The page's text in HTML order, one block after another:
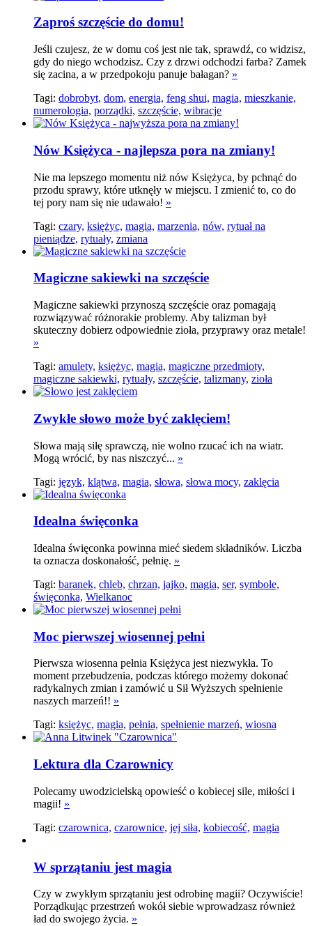
Zaproś szczęście do domu!
Jeśli czujesz, że w domu coś jest nie tak, sprawdź, co widzisz,
gdy do niego wchodzisz. Czy z drzwi odchodzi farba? Zamek
się zacina, a w przedpokoju panuje bałagan? »
Tagi: dobrobyt, dom, energia, feng shui, magia, mieszkanie,
numerologia, porządki, szczęście, wibracje
Nów Księżyca - najlepsza pora na zmiany!
Nie ma lepszego momentu niż nów Księżyca, by pchnąć do
przodu sprawy, które utknęły w miejscu. I zmienić to, co do
tej pory nam się nie udawało! »
Tagi: czary, księżyc, magia, marzenia, nów, rytuał na
pieniądze, rytuały, zmiana
Magiczne sakiewki na szczęście
Magiczne sakiewki przynoszą szczęście oraz pomagają
rozwiązywać różnorakie problemy. Aby talizman był
skuteczny dobierz odpowiednie zioła, przyprawy oraz metale!
»
Tagi: amulety, księżyc, magia, magiczne przedmioty,
magiczne sakiewki, rytuały, szczęście, talizmany, zioła
Zwykłe słowo może być zaklęciem!
Słowa mają siłę sprawczą, nie wolno rzucać ich na wiatr.
Mogą wrócić, by nas niszczyć... »
Tagi: język, klątwa, magia, słowa, słowa mocy, zaklęcia
Idealna święconka
Idealna święconka powinna mieć siedem składników. Liczba
ta oznacza doskonałość, pełnię. »
Tagi: baranek, chleb, chrzan, jajko, magia, ser, symbole,
święconka, Wielkanoc
Moc pierwszej wiosennej pełni
Pierwsza wiosenna pełnia Księżyca jest niezwykła. To
moment przebudzenia, podczas którego możemy dokonać
radykalnych zmian i zamówić u Sił Wyższych spełnienie
naszych marzeń!! »
Tagi: księżyc, magia, pełnia, spełnienie marzeń, wiosna
Lektura dla Czarownicy
Polecamy uwodzicielską opowieść o kobiecej sile, miłości i
magii! »
Tagi: czarownica, czarownice, jej siła, kobiecość, magia
W sprzątaniu jest magia
Czy w zwykłym sprzątaniu jest odrobinę magii? Oczywiście!
Porządkując przestrzeń wokół siebie wprowadzasz również
ład do swojego życia. »